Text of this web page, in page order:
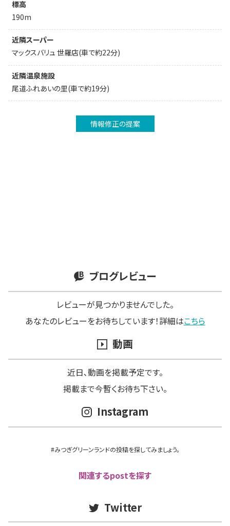
標高
190m
近隣スーパー
マックスバリュ 世羅店(車で約22分)
近隣温泉施設
尾道ふれあいの里(車で約19分)
情報修正の提案
ブログレビュー
レビューが見つかりませんでした。
あなたのレビューをお待ちしています！詳細はこちら
動画
近日､動画を掲載予定です。
掲載まで今暫くお待ち下さい。
Instagram
#みつぎグリーンランドの投稿を探してみましょう。
関連するpostを探す
Twitter